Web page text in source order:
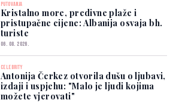
PUTOVANJA
Kristalno more, predivne plaže i
pristupačne cijene: Albanija osvaja bh.
turiste
06. 08. 2026.
CELEBRITY
Antonija Čerkez otvorila dušu o ljubavi,
izdaji i uspjehu: "Malo je ljudi kojima
možete vjerovati"